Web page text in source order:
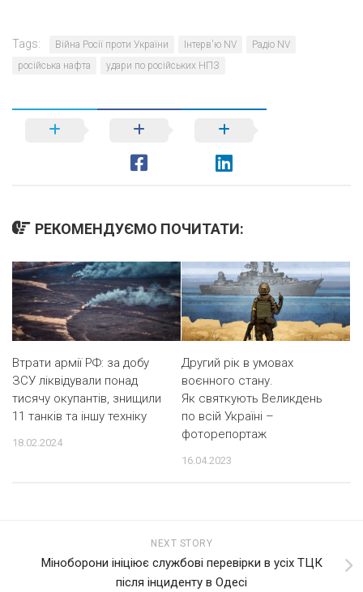
Tags: Війна Росії проти України Інтерв'ю NV
Радіо NV
російська нафта
удари по російських НПЗ
РЕКОМЕНДУЄМО ПОЧИТАТИ:
Втрати армії РФ: за добу
ЗСУ ліквідували понад
тисячу окупантів, знищили
11 танків та іншу техніку
18.02.2024
Другий рік в умовах
воєнного стану.
Як святкують Великдень
по всій Україні –
фоторепортаж
16.04.2023
NEXT STORY
Міноборони ініціює службові перевірки в усіх ТЦК
після інциденту в Одесі